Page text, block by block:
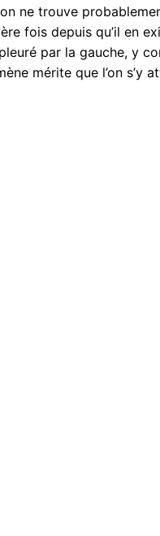
ne trouve
fois depuis qu’il en
par la gauche, y
mérite que l’on s’y